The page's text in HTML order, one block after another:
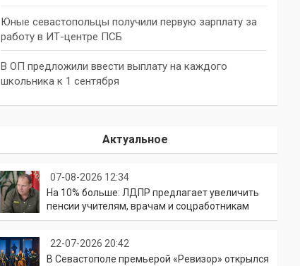
Юные севастопольцы получили первую зарплату за
работу в ИТ-центре ПСБ
В ОП предложили ввести выплату на каждого
школьника к 1 сентября
Актуальное
07-08-2026 12:34
На 10% больше: ЛДПР предлагает увеличить
пенсии учителям, врачам и соцработникам
22-07-2026 20:42
В Севастополе премьерой «Ревизор» открылся